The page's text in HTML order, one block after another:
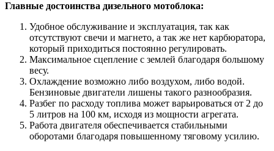
Главные достоинства дизельного мотоблока:
Удобное обслуживание и эксплуатация, так как
отсутствуют свечи и магнето, а так же нет карбюратора,
который приходиться постоянно регулировать.
Максимальное сцепление с землей благодаря большому
весу.
Охлаждение возможно либо воздухом, либо водой.
Бензиновые двигатели лишены такого разнообразия.
Разбег по расходу топлива может варьироваться от 2 до
5 литров на 100 км, исходя из мощности агрегата.
Работа двигателя обеспечивается стабильными
оборотами благодаря повышенному тяговому усилию.